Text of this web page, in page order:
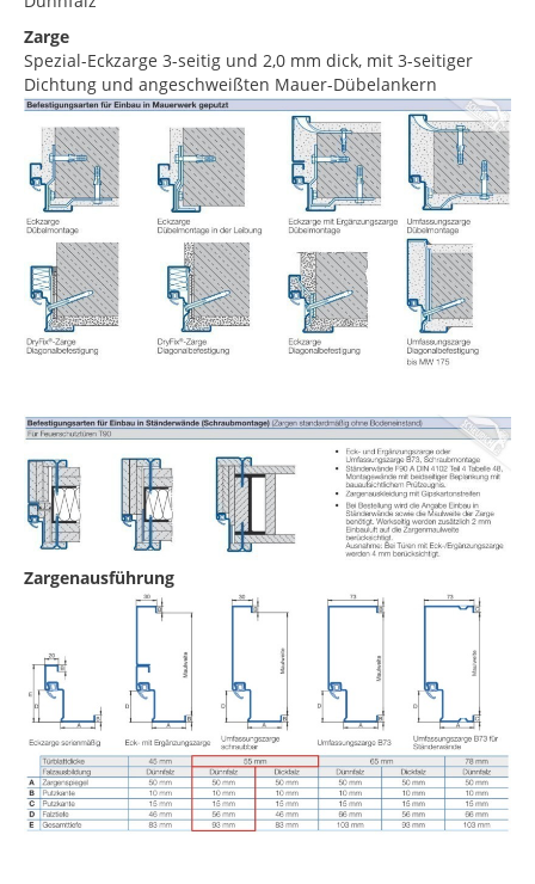
Zarge
Spezial-Eckzarge 3-seitig und 2,0 mm dick, mit 3-seitiger
Dichtung und angeschweißten Mauer-Dübelankern
Zargenausführung